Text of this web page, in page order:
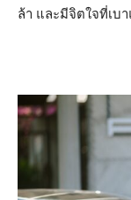
ล้า และมีจิตใจที่เบ